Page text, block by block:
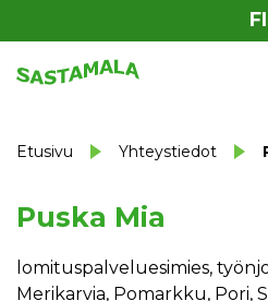
FI
Etusivu Yhteystiedot
Puska Mia
lomituspalveluesimies,
Merikarvia, Pomarkku, Pori,